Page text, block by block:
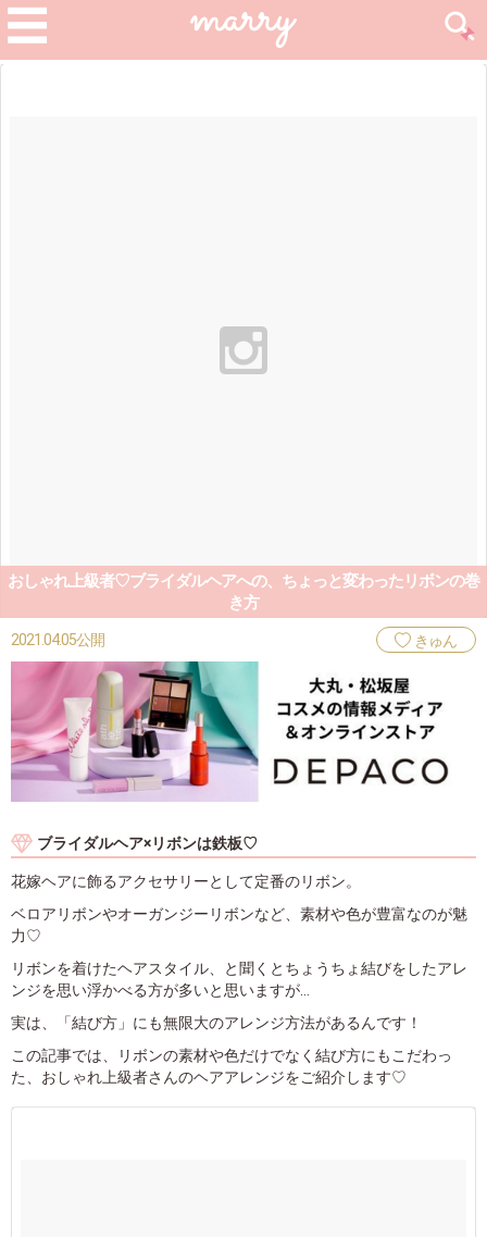
おしゃれ上級者♡ブライダルヘアへの、ちょっと変わったリボンの巻
き方
2021.04.05公開 きゅん
ブライダルヘア×リボンは鉄板♡
花嫁ヘアに飾るアクセサリーとして定番のリボン。
ベロアリボンやオーガンジーリボンなど、素材や色が豊富なのが魅
力♡
リボンを着けたヘアスタイル、と聞くとちょうちょ結びをしたアレ
ンジを思い浮かべる方が多いと思いますが…
実は、「結び方」にも無限大のアレンジ方法があるんです！
この記事では、リボンの素材や色だけでなく結び方にもこだわっ
た、おしゃれ上級者さんのヘアアレンジをご紹介します♡